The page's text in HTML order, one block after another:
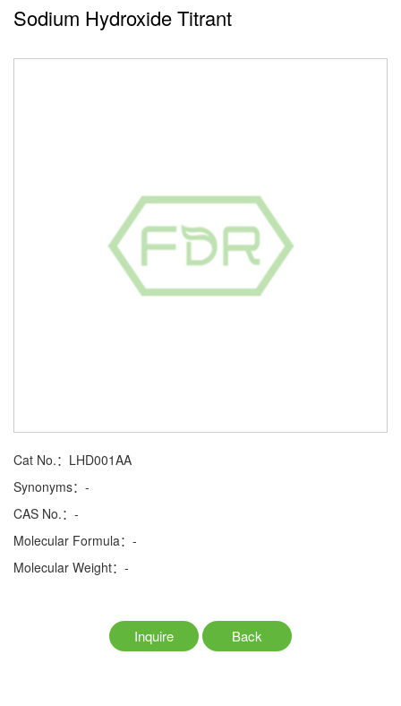
Sodium Hydroxide Titrant
Cat No.：LHD001AA
Synonyms：-
CAS No.：-
Molecular Formula：-
Molecular Weight：-
Inquire Back